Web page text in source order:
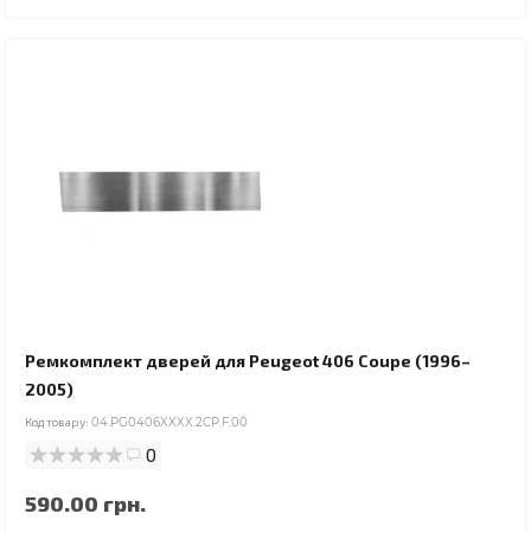
Ремкомплект дверей для Peugeot 406 Coupe (1996–
2005)
Код товару: 04.PG0406XXXX.2CP.F.00
0
590.00 грн.